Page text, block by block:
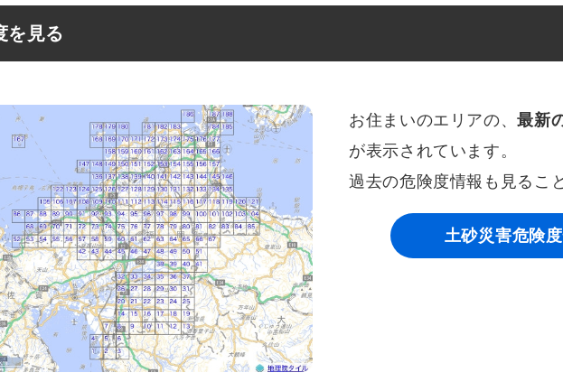
を見る
お住まいのエリアの、最新
が表示されています。
過去の危険度情報も見るこ
土砂災害危険